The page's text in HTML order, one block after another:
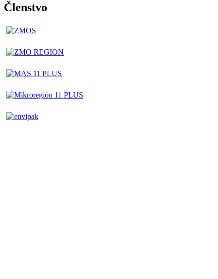
Členstvo